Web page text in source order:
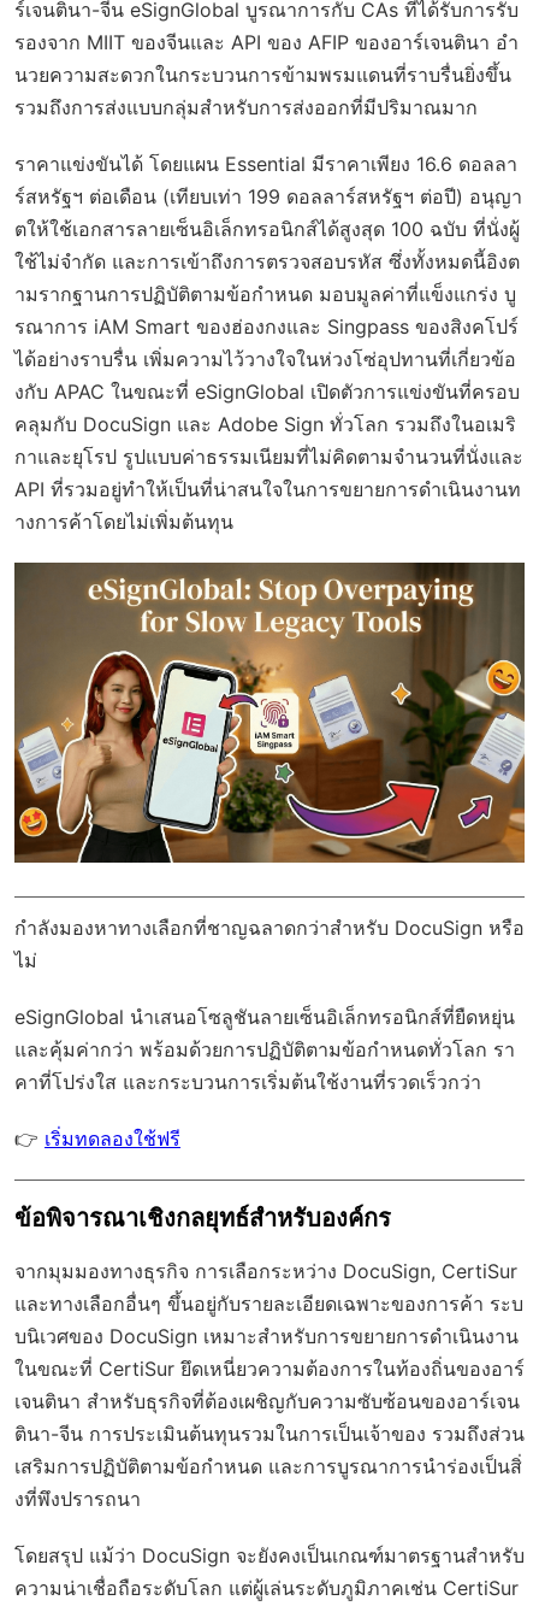
ร์เจนตินา-จีน eSignGlobal บูรณาการกับ CAs ที่ได้รับการรับ
รองจาก MIIT ของจีนและ API ของ AFIP ของอาร์เจนตินา อำ
นวยความสะดวกในกระบวนการข้ามพรมแดนที่ราบรื่นยิ่งขึ้น
รวมถึงการส่งแบบกลุ่มสำหรับการส่งออกที่มีปริมาณมาก
ราคาแข่งขันได้ โดยแผน Essential มีราคาเพียง 16.6 ดอลลา
ร์สหรัฐฯ ต่อเดือน (เทียบเท่า 199 ดอลลาร์สหรัฐฯ ต่อปี) อนุญา
ตให้ใช้เอกสารลายเซ็นอิเล็กทรอนิกส์ได้สูงสุด 100 ฉบับ ที่นั่งผู้
ใช้ไม่จำกัด และการเข้าถึงการตรวจสอบรหัส ซึ่งทั้งหมดนี้อิงต
ามรากฐานการปฏิบัติตามข้อกำหนด มอบมูลค่าที่แข็งแกร่ง บู
รณาการ iAM Smart ของฮ่องกงและ Singpass ของสิงคโปร์
ได้อย่างราบรื่น เพิ่มความไว้วางใจในห่วงโซ่อุปทานที่เกี่ยวข้อ
งกับ APAC ในขณะที่ eSignGlobal เปิดตัวการแข่งขันที่ครอบ
คลุมกับ DocuSign และ Adobe Sign ทั่วโลก รวมถึงในอเมริ
กาและยุโรป รูปแบบค่าธรรมเนียมที่ไม่คิดตามจำนวนที่นั่งและ
API ที่รวมอยู่ทำให้เป็นที่น่าสนใจในการขยายการดำเนินงานท
างการค้าโดยไม่เพิ่มต้นทุน
กำลังมองหาทางเลือกที่ชาญฉลาดกว่าสำหรับ DocuSign หรือ
ไม่
eSignGlobal นำเสนอโซลูชันลายเซ็นอิเล็กทรอนิกส์ที่ยืดหยุ่น
และคุ้มค่ากว่า พร้อมด้วยการปฏิบัติตามข้อกำหนดทั่วโลก รา
คาที่โปร่งใส และกระบวนการเริ่มต้นใช้งานที่รวดเร็วกว่า
👉 เริ่มทดลองใช้ฟรี
ข้อพิจารณาเชิงกลยุทธ์สำหรับองค์กร
จากมุมมองทางธุรกิจ การเลือกระหว่าง DocuSign, CertiSur
และทางเลือกอื่นๆ ขึ้นอยู่กับรายละเอียดเฉพาะของการค้า ระบ
บนิเวศของ DocuSign เหมาะสำหรับการขยายการดำเนินงาน
ในขณะที่ CertiSur ยึดเหนี่ยวความต้องการในท้องถิ่นของอาร์
เจนตินา สำหรับธุรกิจที่ต้องเผชิญกับความซับซ้อนของอาร์เจน
ตินา-จีน การประเมินต้นทุนรวมในการเป็นเจ้าของ รวมถึงส่วน
เสริมการปฏิบัติตามข้อกำหนด และการบูรณาการนำร่องเป็นสิ่
งที่พึงปรารถนา
โดยสรุป แม้ว่า DocuSign จะยังคงเป็นเกณฑ์มาตรฐานสำหรับ
ความน่าเชื่อถือระดับโลก แต่ผู้เล่นระดับภูมิภาคเช่น CertiSur